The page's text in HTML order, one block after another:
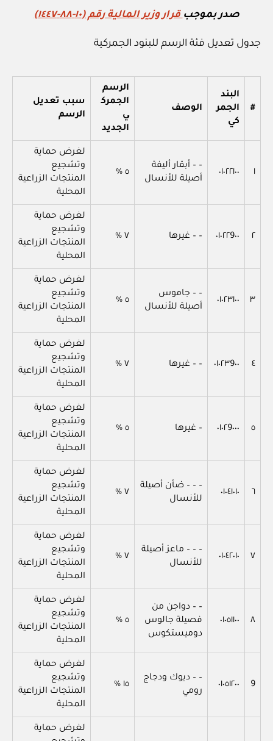
صدر بموجب قرار وزير المالية رقم (١٠‏-٨٨‏-١٤٤٧)
جدول تعديل فئة الرسم للبنود الجمركية
#
البند
الجمر
كي
الوصف
الرسم
الجمرك
ي
الجديد
سبب تعديل
الرسم
١ ٠١٠٢٢١٠٠
– – أبقار أليفة
أصيلة للأنسال
٥ %
لغرض حماية
وتشجيع
المنتجات الزراعية
المحلية
٢ ٠١٠٢٢9٠٠ – – غيرها ٧ %
لغرض حماية
وتشجيع
المنتجات الزراعية
المحلية
٣ ٠١٠٢٣١٠٠
– – جاموس
أصيلة للأنسال
٥ %
لغرض حماية
وتشجيع
المنتجات الزراعية
المحلية
٤ ٠١٠٢٣9٠٠ – – غيرها ٧ %
لغرض حماية
وتشجيع
المنتجات الزراعية
المحلية
٥ ٠١٠٢9٠٠٠ – غيرها ٥ %
لغرض حماية
وتشجيع
المنتجات الزراعية
المحلية
٦ ٠١٠٤١٠١٠
– – – ضأن أصيلة
للأنسال
٧ %
لغرض حماية
وتشجيع
المنتجات الزراعية
المحلية
٧ ٠١٠٤٢٠١٠
– – – ماعز أصيلة
للأنسال
٧ %
لغرض حماية
وتشجيع
المنتجات الزراعية
المحلية
٨ ٠١٠٥١١٠٠
– – دواجن من
فصيلة جالوس
دوميستكوس
٥ %
لغرض حماية
وتشجيع
المنتجات الزراعية
المحلية
9 ٠١٠٥١٢٠٠
– – ديوك ودجاج
رومي
١٥ %
لغرض حماية
وتشجيع
المنتجات الزراعية
المحلية
لغرض حماية